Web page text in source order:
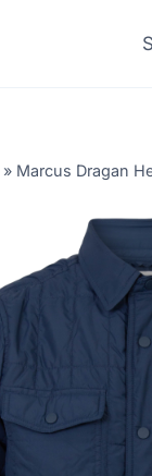
» Marcus Dragan